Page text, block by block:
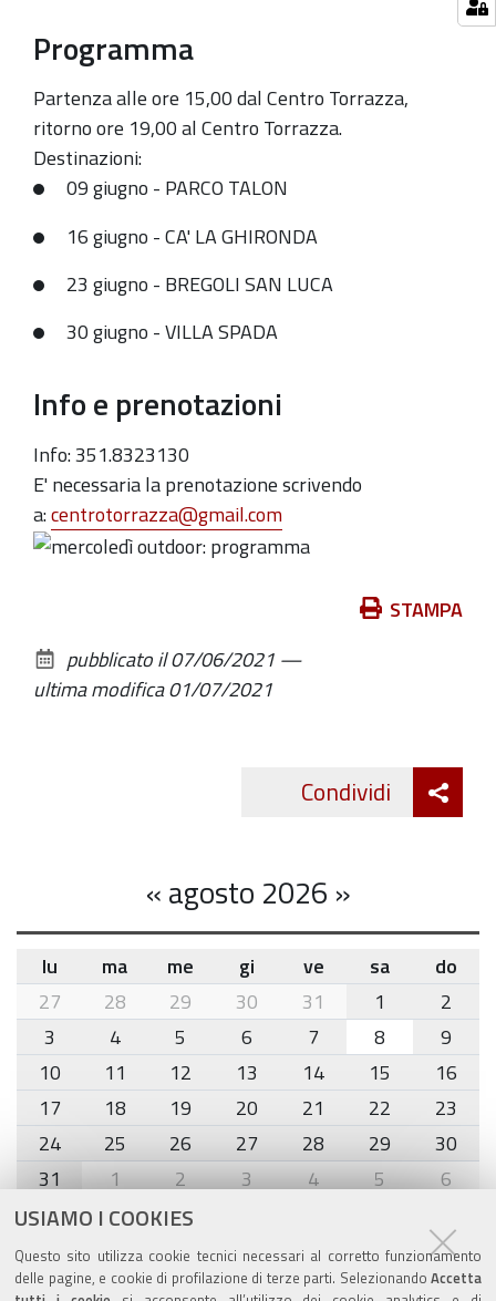
USIAMO I COOKIES
Questo sito utilizza cookie tecnici necessari al corretto funzionamento
delle pagine, e cookie di profilazione di terze parti. Selezionando Accetta
Programma
Partenza alle ore 15,00 dal Centro Torrazza,
ritorno ore 19,00 al Centro Torrazza.
Destinazioni:
09 giugno - PARCO TALON
16 giugno - CA' LA GHIRONDA
23 giugno - BREGOLI SAN LUCA
30 giugno - VILLA SPADA
Info e prenotazioni
Info: 351.8323130
E' necessaria la prenotazione scrivendo
a:centrotorrazza@gmail.com
documento
STAMPA
pubblicato il07/06/2021 —
ultima modifica01/07/2021
Condividi
«agosto 2026 »
month-
8
lu ma me gi ve sa
do
27
28 29 30 31 1
2
3
4 5 6 7 8
9
10
11 12 13 14 15
16
17
18 19 20 21 22
23
24
25 26 27 28 29
30
31
1 2 3 4 5 6
Agenda eventi